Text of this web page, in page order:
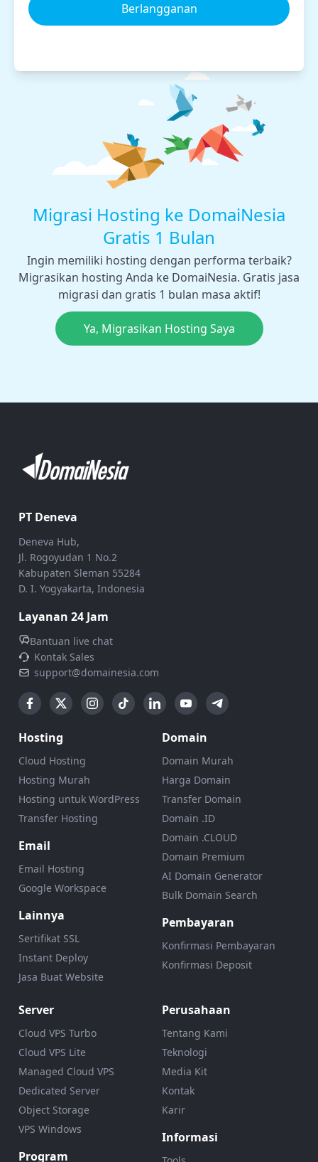
Berlangganan
Migrasi Hosting ke DomaiNesia
Gratis 1 Bulan
Ingin memiliki hosting dengan performa terbaik?
Migrasikan hosting Anda ke DomaiNesia. Gratis jasa
migrasi dan gratis 1 bulan masa aktif!
Ya, Migrasikan Hosting Saya
PT Deneva
Deneva Hub,
Jl. Rogoyudan 1 No.2
Kabupaten Sleman 55284
D. I. Yogyakarta, Indonesia
Layanan 24 Jam
Bantuan live chat
Kontak Sales
support@domainesia.com
Hosting
Cloud Hosting
Hosting Murah
Hosting untuk WordPress
Transfer Hosting
Email
Email Hosting
Google Workspace
Lainnya
Sertifikat SSL
Instant Deploy
Jasa Buat Website
Domain
Domain Murah
Harga Domain
Transfer Domain
Domain .ID
Domain .CLOUD
Domain Premium
AI Domain Generator
Bulk Domain Search
Pembayaran
Konfirmasi Pembayaran
Konfirmasi Deposit
Server
Cloud VPS Turbo
Cloud VPS Lite
Managed Cloud VPS
Dedicated Server
Object Storage
VPS Windows
Program
Perusahaan
Tentang Kami
Teknologi
Media Kit
Kontak
Karir
Informasi